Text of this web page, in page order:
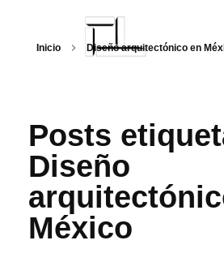
Inicio Diseño arquitectónico en
Posts
Diseño
México